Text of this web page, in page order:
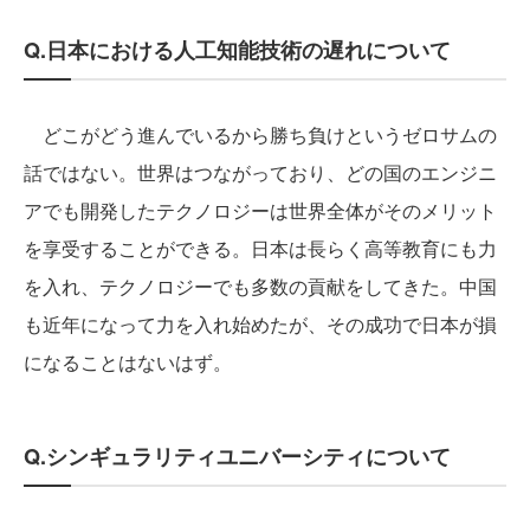
Q.日本における人工知能技術の遅れについて
どこがどう進んでいるから勝ち負けというゼロサムの
話ではない。世界はつながっており、どの国のエンジニ
アでも開発したテクノロジーは世界全体がそのメリット
を享受することができる。日本は長らく高等教育にも力
を入れ、テクノロジーでも多数の貢献をしてきた。中国
も近年になって力を入れ始めたが、その成功で日本が損
になることはないはず。
Q.シンギュラリティユニバーシティについて